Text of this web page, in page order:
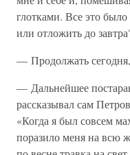
глотками. Все это
или отложить до
— Продолжать
— Дальнейшее
рассказывал сам
«Когда я был совсем
поразило меня на всю